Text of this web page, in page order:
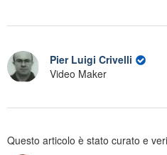
Pier Luigi Crivelli
Video Maker
Questo articolo è stato curato e